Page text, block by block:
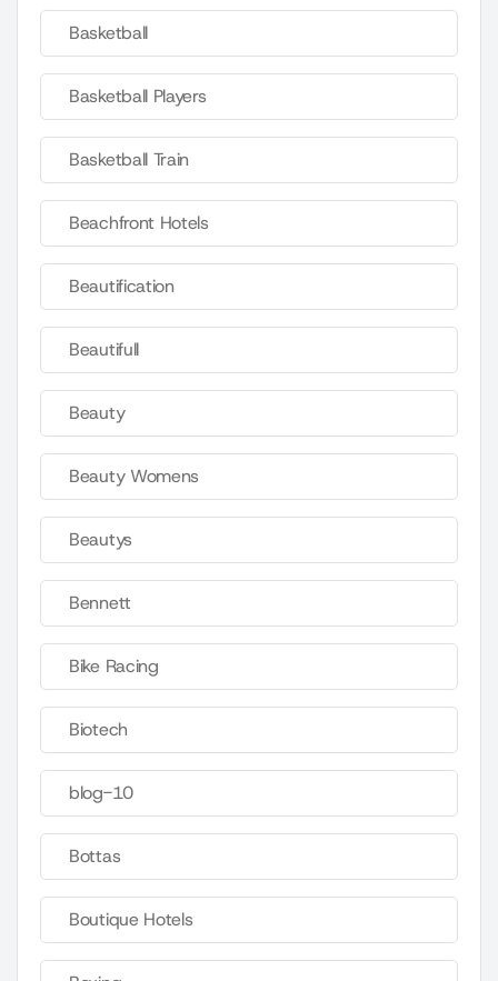
Basketball
Basketball Players
Basketball Train
Beachfront Hotels
Beautification
Beautifull
Beauty
Beauty Womens
Beautys
Bennett
Bike Racing
Biotech
blog-10
Bottas
Boutique Hotels